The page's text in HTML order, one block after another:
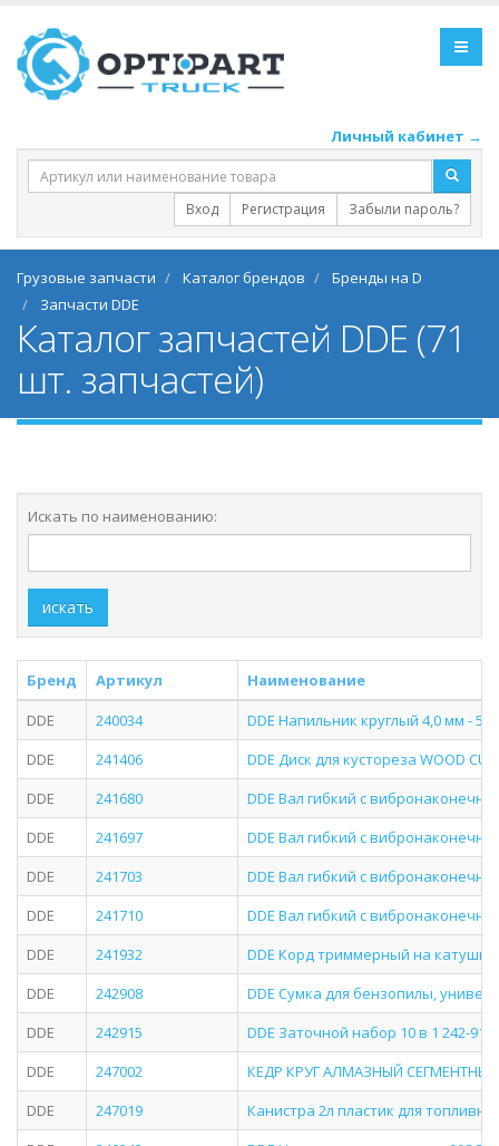
Личный кабинет →
Вход Регистрация Забыли пароль?
Грузовые запчасти Каталог брендов
Бренды на D
Запчасти DDE
Каталог запчастей DDE (71
шт. запчастей)
Искать по наименованию:
искать
Бренд Артикул
Наименование
DDE
240034
DDE Напильник круглый 4,0 мм - 5
DDE
241406
DDE Диск для кустореза WOOD
DDE
241680
DDE Вал гибкий с
DDE
241697
DDE Вал гибкий с
DDE
241703
DDE Вал гибкий с
DDE
241710
DDE Вал гибкий с
DDE
241932
DDE Корд триммерный на катушке
DDE
242908
DDE Cумка для бензопилы,
DDE
242915
DDE Заточной набор 10 в 1 242-915
DDE
247002
КЕДР КРУГ АЛМАЗНЫЙ СЕГМЕНТНЫЙ
DDE
247019
Канистра 2л пластик для